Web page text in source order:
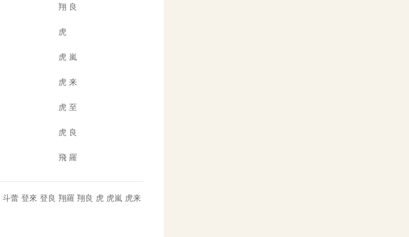
翔 良
虎
虎 嵐
虎 来
虎 至
虎 良
飛 羅
斗蕾 登來 登良 翔羅 翔良 虎 虎嵐 虎来